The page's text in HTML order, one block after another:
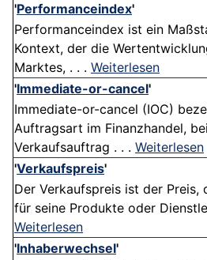
'Performanceindex'
Performanceindex ist ein
Kontext, der die
Marktes, . . . Weiterlesen
'Immediate-or-cancel'
Immediate-or-cancel (IOC)
Auftragsart im Finanzhandel,
Verkaufsauftrag . . . Weiterlesen
'Verkaufspreis'
Der Verkaufspreis ist der Preis,
für seine Produkte oder
Weiterlesen
'Inhaberwechsel'